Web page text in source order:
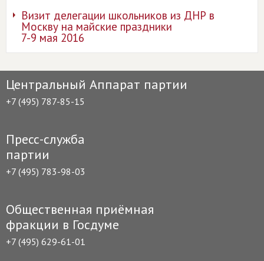
Визит делегации школьников из ДНР в
Москву на майские праздники
7-9 мая 2016
Центральный Аппарат партии
+7 (495) 787-85-15
Пресс-служба
партии
+7 (495) 783-98-03
Общественная приёмная
фракции в Госдуме
+7 (495) 629-61-01